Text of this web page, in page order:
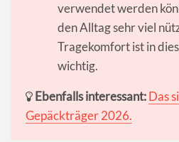
verwendet werden
den Alltag sehr viel
Tragekomfort ist in
wichtig.
Ebenfalls interessant:Das
Gepäckträger 2026.